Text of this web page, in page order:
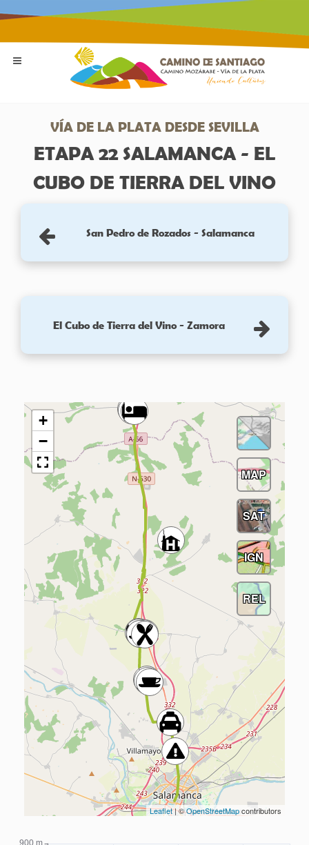
VÍA DE LA PLATA DESDE SEVILLA
ETAPA 22 SALAMANCA - EL
CUBO DE TIERRA DEL VINO
San Pedro de Rozados - Salamanca
El Cubo de Tierra del Vino - Zamora
+
−
Leaflet| ©OpenStreetMapcontributors
MAP
SAT
IGN
REL